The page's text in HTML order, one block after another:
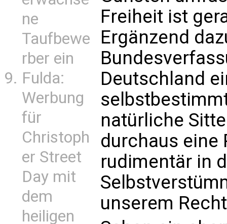
ne
Taufbewe
rber ein
Fulda:
Werbung
für
Christoph
er Street
Day mit
dem
heiligen
Freiheit ist
Ergänzend
Deutschland
natürliche
durchaus eine
rudimentär in
unserem